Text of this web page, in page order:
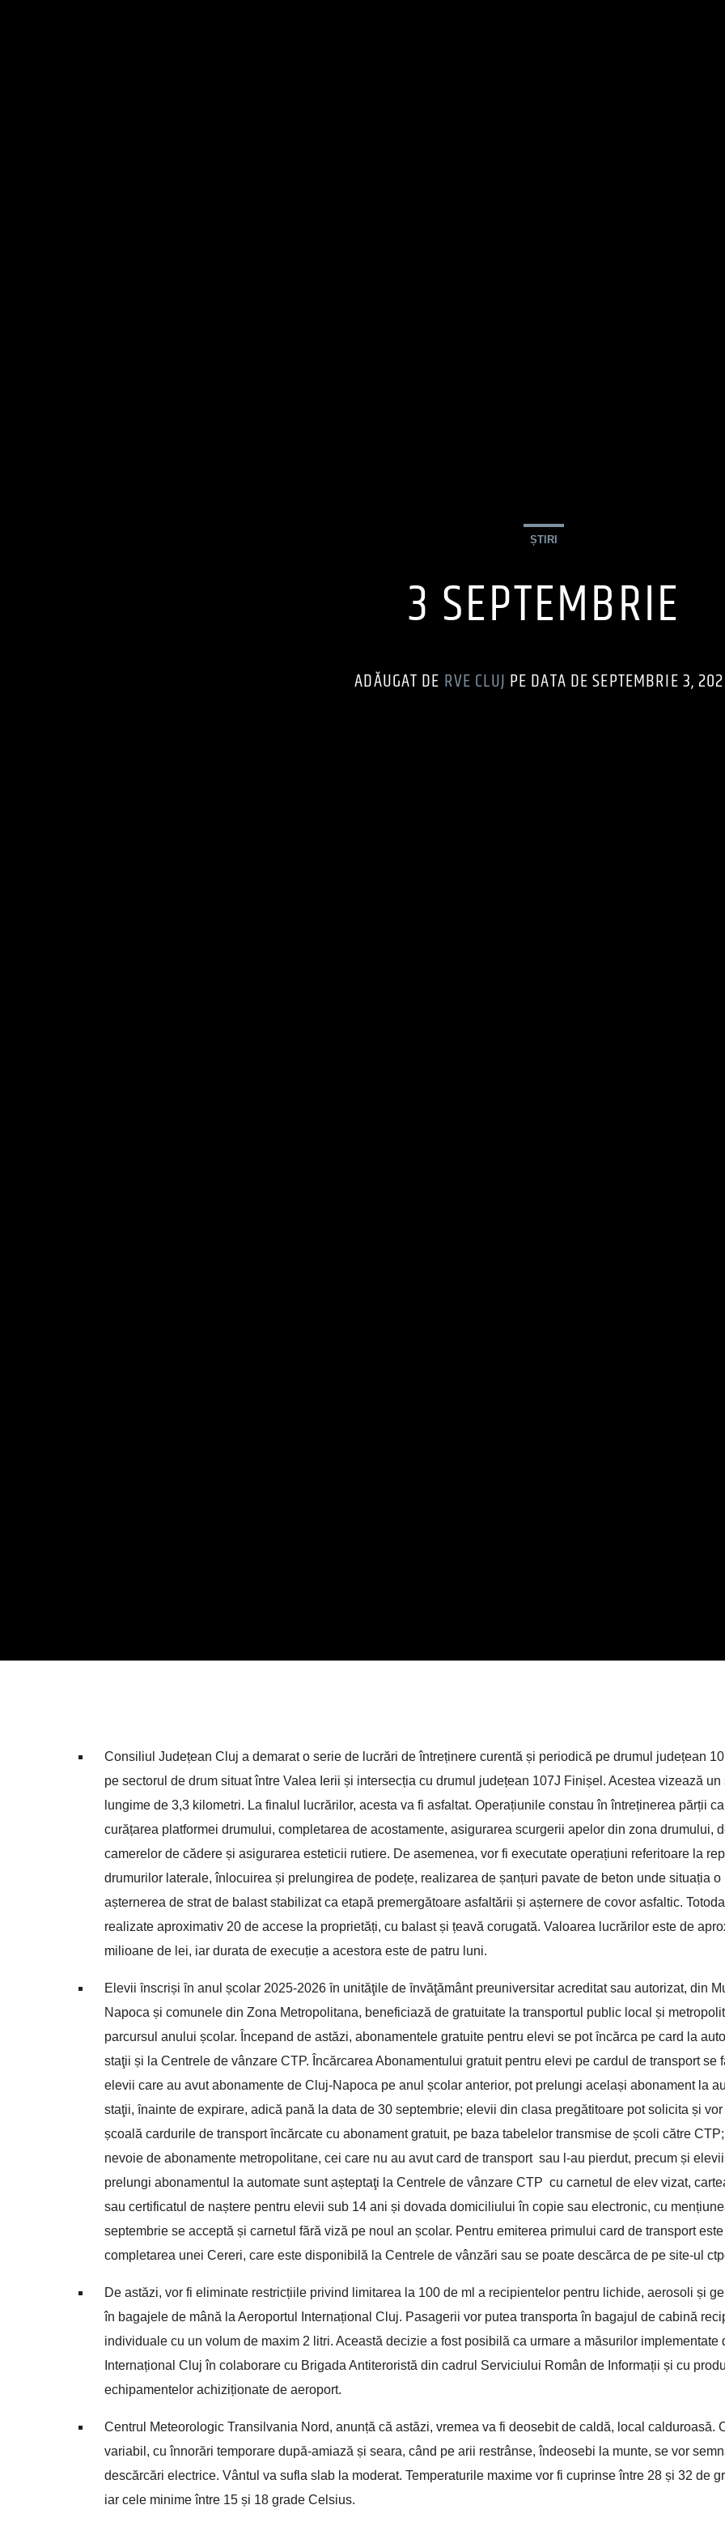
ȘTIRI
3 SEPTEMBRIE
ADĂUGAT DE RVE CLUJ PE DATA DE SEPTEMBRIE 3,
Consiliul Județean Cluj a demarat o serie de lucrări de întreținere curentă și periodică pe drumul județean
pe sectorul de drum situat între Valea Ierii și intersecția cu drumul județean 107J Finișel. Acestea vizează un
lungime de 3,3 kilometri. La finalul lucrărilor, acesta va fi asfaltat. Operațiunile constau în întreținerea părții
curățarea platformei drumului, completarea de acostamente, asigurarea scurgerii apelor din zona drumului,
camerelor de cădere și asigurarea esteticii rutiere. De asemenea, vor fi executate operațiuni referitoare la
drumurilor laterale, înlocuirea și prelungirea de podețe, realizarea de șanțuri pavate de beton unde situația o
așternerea de strat de balast stabilizat ca etapă premergătoare asfaltării și așternere de covor asfaltic.
realizate aproximativ 20 de accese la proprietăți, cu balast și țeavă corugată. Valoarea lucrărilor este de
milioane de lei, iar durata de execuție a acestora este de patru luni.
Elevii ȋnscriși ȋn anul școlar 2025-2026 ȋn unităţile de ȋnvăţământ preuniversitar acreditat sau autorizat, din
Napoca și comunele din Zona Metropolitana, beneficiază de gratuitate la transportul public local și
parcursul anului școlar. Începand de astăzi, abonamentele gratuite pentru elevi se pot ȋncărca pe card la
staţii și la Centrele de vânzare CTP. Încărcarea Abonamentului gratuit pentru elevi pe cardul de transport se
elevii care au avut abonamente de Cluj-Napoca pe anul școlar anterior, pot prelungi același abonament la
staţii, ȋnainte de expirare, adică pană la data de 30 septembrie; elevii din clasa pregătitoare pot solicita și
școală cardurile de transport ȋncărcate cu abonament gratuit, pe baza tabelelor transmise de școli către
nevoie de abonamente metropolitane, cei care nu au avut card de transport sau l-au pierdut, precum și
prelungi abonamentul la automate sunt așteptaţi la Centrele de vânzare CTP cu carnetul de elev vizat,
sau certificatul de naștere pentru elevii sub 14 ani și dovada domiciliului în copie sau electronic, cu
septembrie se acceptă și carnetul fără viză pe noul an școlar. Pentru emiterea primului card de transport
completarea unei Cereri, care este disponibilă la Centrele de vânzări sau se poate descărca de pe site-ul
De astăzi, vor fi eliminate restricțiile privind limitarea la 100 de ml a recipientelor pentru lichide, aerosoli și
în bagajele de mână la Aeroportul Internațional Cluj. Pasagerii vor putea transporta în bagajul de cabină
individuale cu un volum de maxim 2 litri. Această decizie a fost posibilă ca urmare a măsurilor implementate
Internațional Cluj în colaborare cu Brigada Antiteroristă din cadrul Serviciului Român de Informații și cu
echipamentelor achiziționate de aeroport.
Centrul Meteorologic Transilvania Nord, anunță că astăzi, vremea va fi deosebit de caldă, local calduroasă.
variabil, cu înnorări temporare după-amiază și seara, când pe arii restrânse, îndeosebi la munte, se vor
descărcări electrice. Vântul va sufla slab la moderat. Temperaturile maxime vor fi cuprinse între 28 și 32 de
iar cele minime între 15 și 18 grade Celsius.